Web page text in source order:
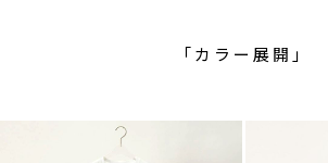
「カラー展開」